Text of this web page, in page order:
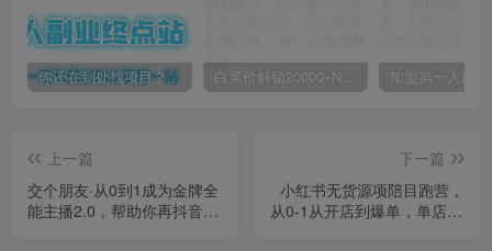
你还在到处找项目？还在当韭菜？我靠卖项目一个月收入5万+，曾经我也是个失败者。 白菜价解锁20000+N个赚钱机会，加入第一人副业终点站会员，全站资源免费学习。
上一篇
交个朋友·从0到1成为金牌全
能主播2.0，帮助你再抖音赚
下一篇
小红书无货源项陪目‬跑营，
从0-1从开店到爆单，单店30